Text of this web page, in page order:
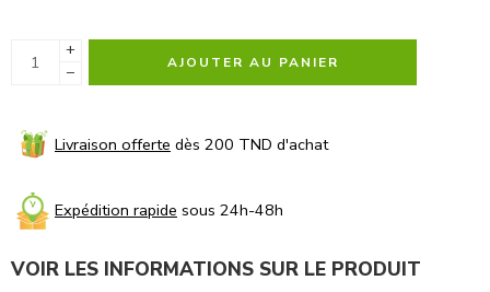
+
−
AJOUTER AU PANIER
Livraison offerte dès 200 TND d'achat
Expédition rapide sous 24h-48h
VOIR LES INFORMATIONS SUR LE PRODUIT